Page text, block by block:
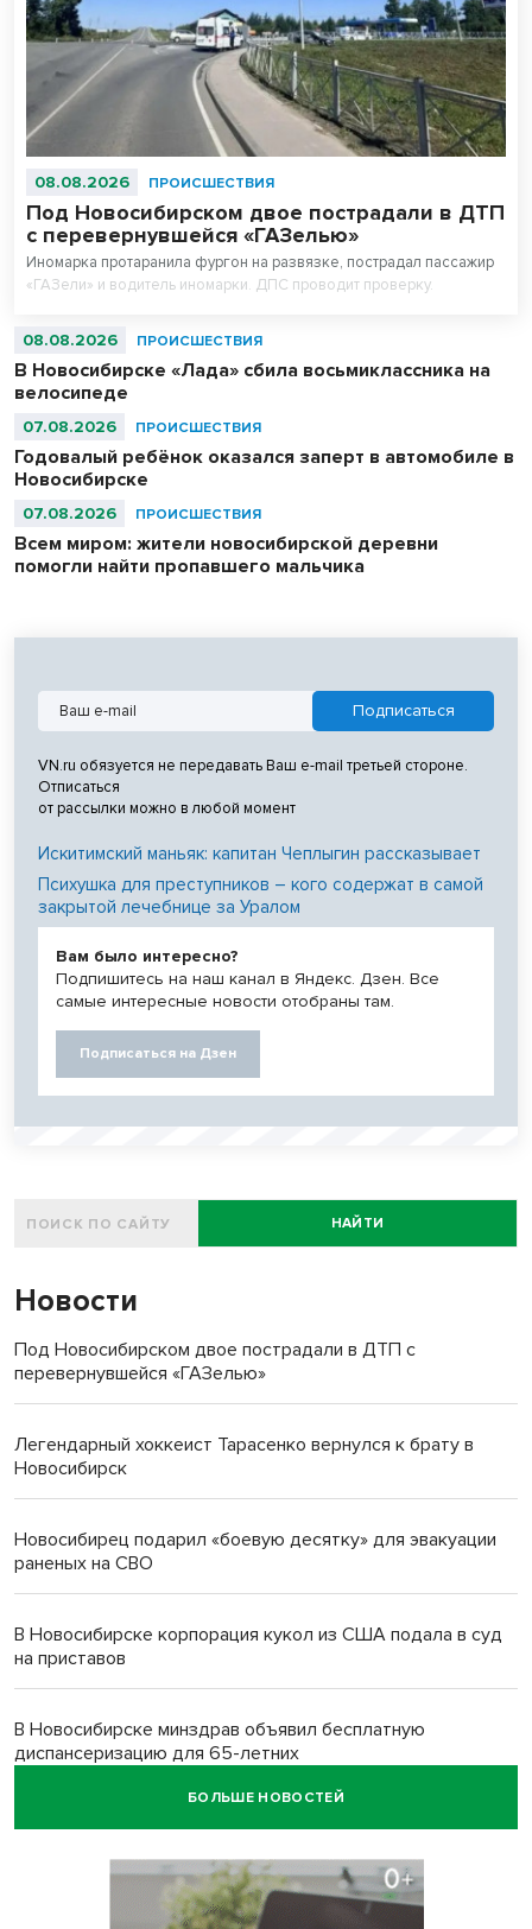
08.08.2026 ПРОИСШЕСТВИЯ
Под Новосибирском двое пострадали в ДТП
с перевернувшейся «ГАЗелью»
Иномарка протаранила фургон на развязке, пострадал пассажир
«ГАЗели» и водитель иномарки. ДПС проводит проверку.
08.08.2026 ПРОИСШЕСТВИЯ
В Новосибирске «Лада» сбила восьмиклассника на
велосипеде
07.08.2026 ПРОИСШЕСТВИЯ
Годовалый ребёнок оказался заперт в автомобиле в
Новосибирске
07.08.2026 ПРОИСШЕСТВИЯ
Всем миром: жители новосибирской деревни
помогли найти пропавшего мальчика
VN.ru обязуется не передавать Ваш e-mail третьей стороне.
Отписаться
от рассылки можно в любой момент
Искитимский маньяк: капитан Чеплыгин рассказывает
Психушка для преступников – кого содержат в самой
закрытой лечебнице за Уралом
Вам было интересно?
Подпишитесь на наш канал в Яндекс. Дзен. Все
самые интересные новости отобраны там.
Подписаться на Дзен
НАЙТИ
Новости
Под Новосибирском двое пострадали в ДТП с
перевернувшейся «ГАЗелью»
Легендарный хоккеист Тарасенко вернулся к брату в
Новосибирск
Новосибирец подарил «боевую десятку» для эвакуации
раненых на СВО
В Новосибирске корпорация кукол из США подала в суд
на приставов
В Новосибирске минздрав объявил бесплатную
диспансеризацию для 65-летних
БОЛЬШЕ НОВОСТЕЙ